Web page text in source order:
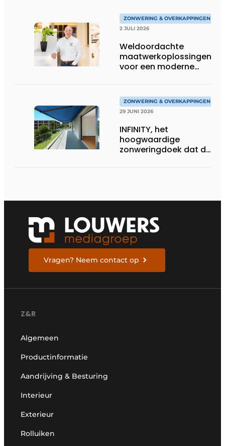
ZONWERING & OVERKAPPINGEN
2 JULI 2026
Weldoordachte
maatwerkoplossingen
voor een moderne
ZONWERING & OVERKAPPINGEN
29 JUNI 2026
INFINITY, het
hoogwaardige
zonweringdoek dat de
Vragen? Neem contact op
Z&R
Algemeen
Productinformatie
Aandrijving & Besturing
Interieur
Exterieur
Rolluiken